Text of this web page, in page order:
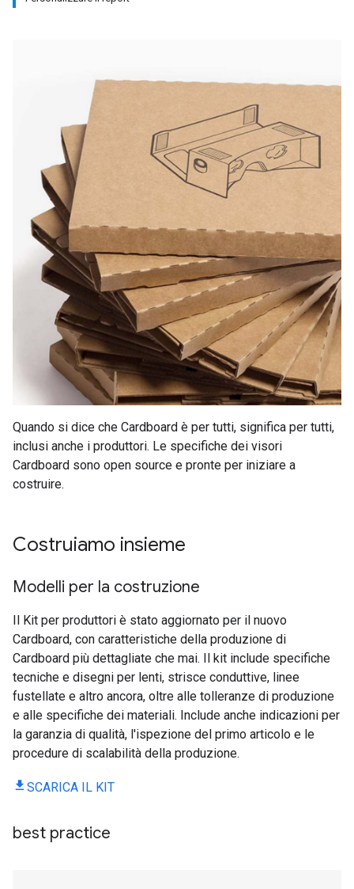
Quando si dice che Cardboard è per tutti, significa per tutti,
inclusi anche i produttori. Le specifiche dei visori
Cardboard sono open source e pronte per iniziare a
costruire.
Costruiamo insieme
Modelli per la costruzione
Il Kit per produttori è stato aggiornato per il nuovo
Cardboard, con caratteristiche della produzione di
Cardboard più dettagliate che mai. Il kit include specifiche
tecniche e disegni per lenti, strisce conduttive, linee
fustellate e altro ancora, oltre alle tolleranze di produzione
e alle specifiche dei materiali. Include anche indicazioni per
la garanzia di qualità, l'ispezione del primo articolo e le
procedure di scalabilità della produzione.
SCARICA IL KIT
best practice